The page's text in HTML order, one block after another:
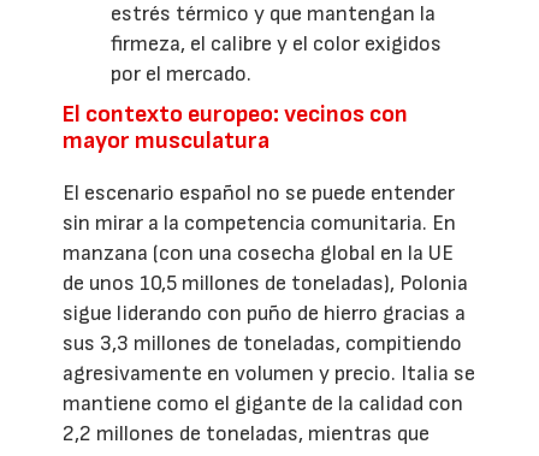
estrés térmico y que mantengan la
firmeza, el calibre y el color exigidos
por el mercado.
El contexto europeo: vecinos con
mayor musculatura
El escenario español no se puede entender
sin mirar a la competencia comunitaria. En
manzana (con una cosecha global en la UE
de unos 10,5 millones de toneladas), Polonia
sigue liderando con puño de hierro gracias a
sus 3,3 millones de toneladas, compitiendo
agresivamente en volumen y precio. Italia se
mantiene como el gigante de la calidad con
2,2 millones de toneladas, mientras que